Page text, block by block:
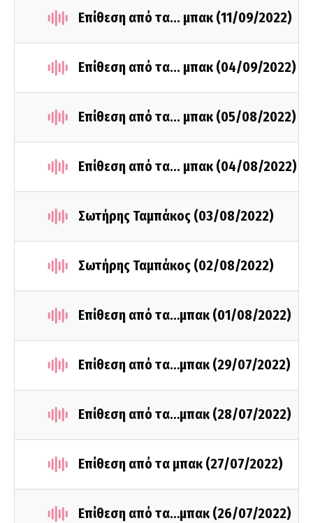
Επίθεση από τα... μπακ (11/09/2022)
Επίθεση από τα... μπακ (04/09/2022)
Επίθεση από τα... μπακ (05/08/2022)
Επίθεση από τα... μπακ (04/08/2022)
Σωτήρης Ταμπάκος (03/08/2022)
Σωτήρης Ταμπάκος (02/08/2022)
Επίθεση από τα…μπακ (01/08/2022)
Επίθεση από τα…μπακ (29/07/2022)
Επίθεση από τα…μπακ (28/07/2022)
Επίθεση από τα μπακ (27/07/2022)
Επίθεση από τα…μπακ (26/07/2022)